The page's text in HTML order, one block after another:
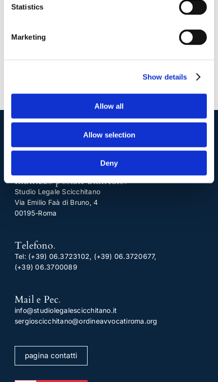
Statistics
Marketing
Show details
Allow all
Allow selection
Deny
Sergio Scicchitano
I nostri contatti.
Indirizzo postale unificato.
Studio Legale Scicchitano
Via Emilio Faà di Bruno, 4
00195-Roma
Telefono.
Tel: (+39) 06.3723102, (+39) 06.3720677,
(+39) 06.3700089
Mail e Pec.
info@studiolegalescicchitano.it
sergioscicchitano@ordineavvocatiroma.org
pagina contatti